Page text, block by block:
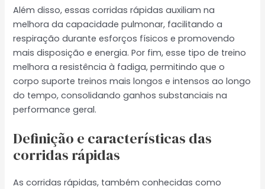
Além disso, essas corridas rápidas auxiliam na
melhora da capacidade pulmonar, facilitando a
respiração durante esforços físicos e promovendo
mais disposição e energia. Por fim, esse tipo de treino
melhora a resistência à fadiga, permitindo que o
corpo suporte treinos mais longos e intensos ao longo
do tempo, consolidando ganhos substanciais na
performance geral.
Definição e características das
corridas rápidas
As corridas rápidas, também conhecidas como